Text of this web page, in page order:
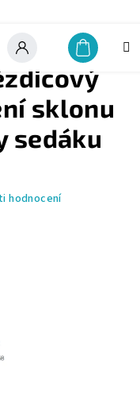
Přihlášení
černý
sklonu
sedáku
hodnocení